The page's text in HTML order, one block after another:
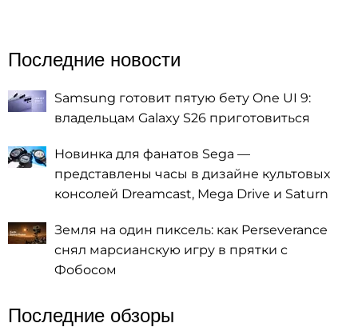
Последние новости
Samsung готовит пятую бету One UI 9:
владельцам Galaxy S26 приготовиться
Новинка для фанатов Sega —
представлены часы в дизайне культовых
консолей Dreamcast, Mega Drive и Saturn
Земля на один пиксель: как Perseverance
снял марсианскую игру в прятки с
Фобосом
Последние обзоры